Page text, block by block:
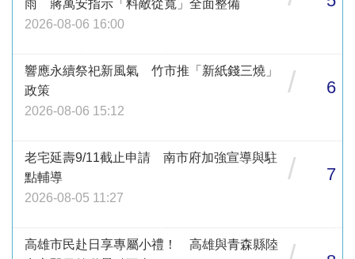
雨 蔣萬安指示「料敵從寬」全面整備
2026-08-06 16:00
響應永續祭祀新風氣 竹市推「新紙錢三燒」
政策
2026-08-06 15:12
/ 6
老宅延壽9/11截止申請 南市府加強宣導與駐
點輔導
2026-08-05 11:27
/ 7
高雄市民赴日享專屬小禮！ 高雄與青森縣陸